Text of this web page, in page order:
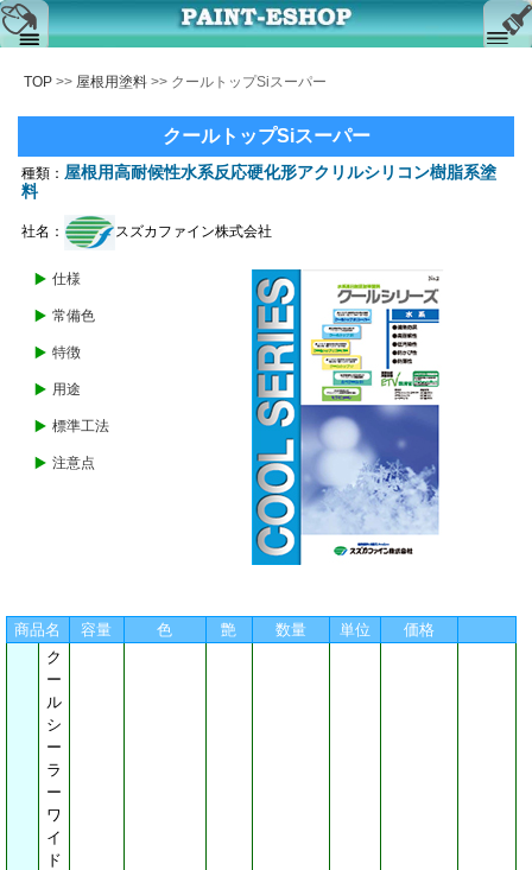
August 2026
1
2
3 4 5 6 7
8
9
16
17 18 19 20 21
22
31
平日営業 08:00-17:30
商品一覧
外装・外壁塗料
基礎巾木専用塗料
木目を生かす木部塗料
塗りつぶし木部塗料
鉄部塗料
防水材
道路用ライン塗料
床材
家庭塗料
（少量ご希望の方）
TOP >> 屋根用塗料 >> クールトップSiスーパー
クールトップSiスーパー
種類： 屋根用高耐候性水系反応硬化形アクリルシリコン樹脂系塗
料
社名： スズカファイン株式会社
仕様
常備色
特徴
用途
標準工法
注意点
商品名 容量 色 艶 数量 単位 価格
ク
ー
ル
シ
ー
ラ
ー
ワ
イ
ド
ご注文方法
法規表示
よくある質問
会員ログイン